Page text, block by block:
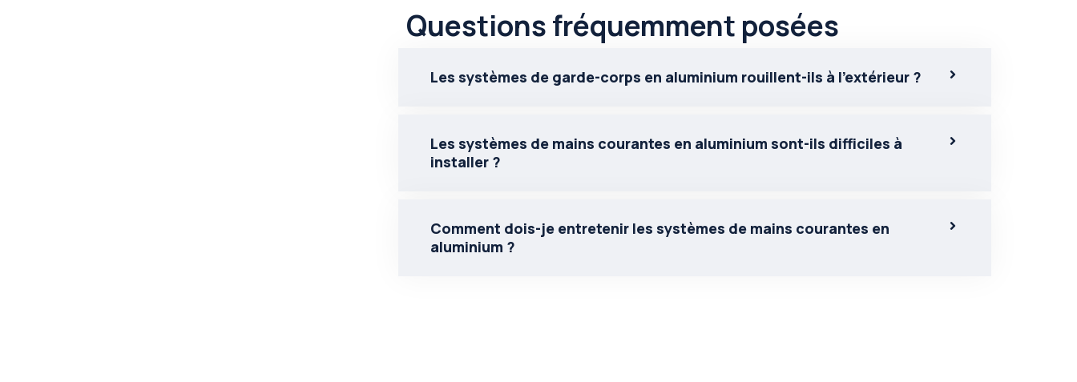
Questions fréquemment posées
Les systèmes de garde-corps en aluminium rouillent-ils à l’extérieur ?
Les systèmes de mains courantes en aluminium sont-ils difficiles à
installer ?
Comment dois-je entretenir les systèmes de mains courantes en
aluminium ?